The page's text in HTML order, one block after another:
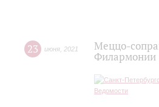
23 июня 2021
Меццо-
Филармонии